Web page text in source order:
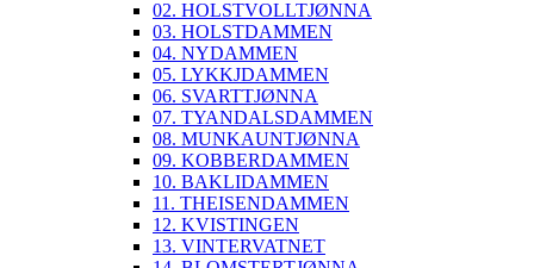
02. HOLSTVOLLTJØNNA
03. HOLSTDAMMEN
04. NYDAMMEN
05. LYKKJDAMMEN
06. SVARTTJØNNA
07. TYANDALSDAMMEN
08. MUNKAUNTJØNNA
09. KOBBERDAMMEN
10. BAKLIDAMMEN
11. THEISENDAMMEN
12. KVISTINGEN
13. VINTERVATNET